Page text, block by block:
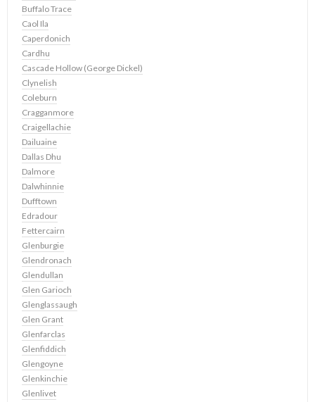
Buffalo Trace
Caol Ila
Caperdonich
Cardhu
Cascade Hollow (George Dickel)
Clynelish
Coleburn
Cragganmore
Craigellachie
Dailuaine
Dallas Dhu
Dalmore
Dalwhinnie
Dufftown
Edradour
Fettercairn
Glenburgie
Glendronach
Glendullan
Glen Garioch
Glenglassaugh
Glen Grant
Glenfarclas
Glenfiddich
Glengoyne
Glenkinchie
Glenlivet